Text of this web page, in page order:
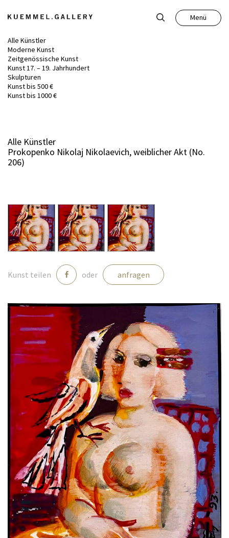
Kunst
Auktion
Über uns
einloggen
Menü
Alle Künstler
Moderne Kunst
Zeitgenössische Kunst
Kunst 17. – 19. Jahrhundert
Skulpturen
Kunst bis 500 €
Kunst bis 1000 €
Alle Künstler
Prokopenko Nikolaj Nikolaevich, weiblicher Akt (No.
206)
Kunst teilen oder anfragen